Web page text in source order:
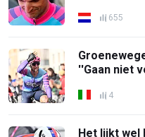
655
''Gaan niet
4
Het lijkt wel